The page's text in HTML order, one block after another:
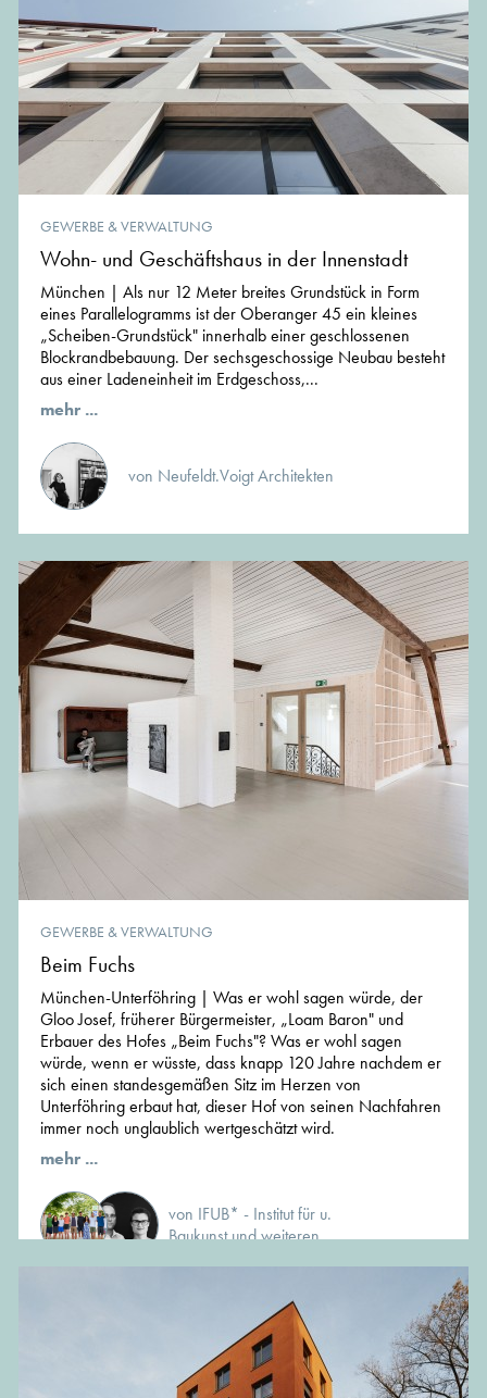
GEWERBE & VERWALTUNG
Wohn- und Geschäftshaus in der Innenstadt
München | Als nur 12 Meter breites Grundstück in Form
eines Parallelogramms ist der Oberanger 45 ein kleines
„Scheiben-Grundstück" innerhalb einer geschlossenen
Blockrandbebauung. Der sechsgeschossige Neubau besteht
aus einer Ladeneinheit im Erdgeschoss,...
mehr ...
von Neufeldt.Voigt Architekten
GEWERBE & VERWALTUNG
Beim Fuchs
München-Unterföhring | Was er wohl sagen würde, der
Gloo Josef, früherer Bürgermeister, „Loam Baron" und
Erbauer des Hofes „Beim Fuchs"? Was er wohl sagen
würde, wenn er wüsste, dass knapp 120 Jahre nachdem er
sich einen standesgemäßen Sitz im Herzen von
Unterföhring erbaut hat, dieser Hof von seinen Nachfahren
immer noch unglaublich wertgeschätzt wird.
mehr ...
von IFUB* - Institut für u.
Baukunst und weiteren